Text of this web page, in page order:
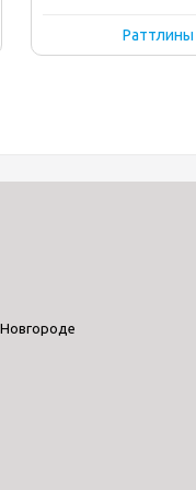
Раттлины